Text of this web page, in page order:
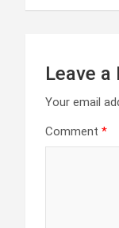
Leave a
Your email
Comment *